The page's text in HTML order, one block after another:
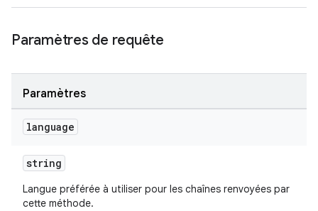
Paramètres de requête
Paramètres
language
string
Langue préférée à utiliser pour les chaînes renvoyées par
cette méthode.